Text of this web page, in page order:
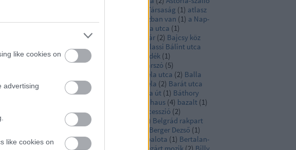
like cookies on
advertising
like cookies on
Atlantica Tengerhajózási Társaság (1) atlasz
A gyilkos a házban van (1) a Nap-
Baba utca (1)
Badacsonytomaj
Bagolyvár (2) Bajcsy köz
Bajcsy Zsilinszky Út
Balassi Bálint utca
(1 Balaton Balaton-felvidék (1)
Balatonboglár
Balatonszárszó (5)
Balázs Béla utca (2) Balla
Henrik(1)barakk Barát Béla (2) Barát utca
Baross utca Bartók Béla út (1) Báthory
bauhaus (4) bazalt (1)
Bazilika(1 bécsi szecesszió (2)
Békásmegyer
) Belgrád rakpart
Belváros Berger Dezső (1)
bérház(13) berpalota (1) Bertalan-